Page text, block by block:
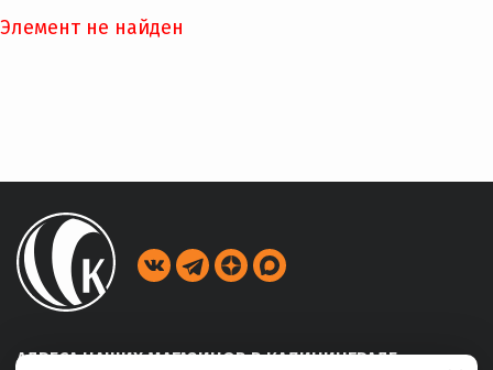
Элемент не найден
АДРЕСА НАШИХ МАГАЗИНОВ В КАЛИНИНГРАДЕ